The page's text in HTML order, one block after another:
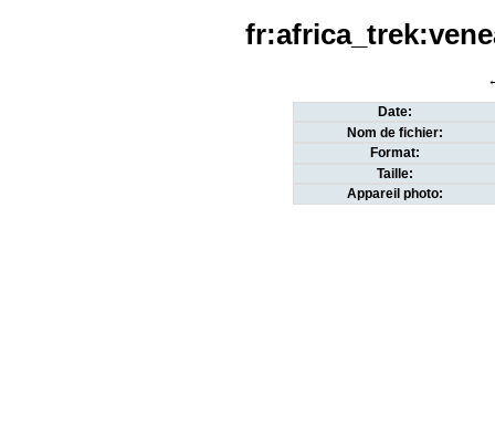
Date:
Nom de fichier:
Format:
Taille:
Appareil photo: